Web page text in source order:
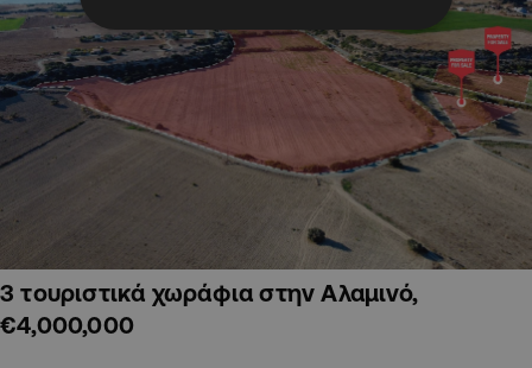
3 τουριστικά χωράφια στην Αλαμινό,
€4,000,000